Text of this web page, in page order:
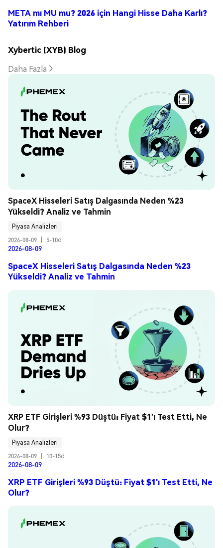
META mı MU mu? 2026 için Hangi Hisse Daha Karlı?
Yatırım Rehberi
Xybertic (XYB) Blog
Daha Fazla
SpaceX Hisseleri Satış Dalgasında Neden %23
Yükseldi? Analiz ve Tahmin
Piyasa Analizleri
2026-08-09
5-10d
2026-08-09
SpaceX Hisseleri Satış Dalgasında Neden %23
Yükseldi? Analiz ve Tahmin
XRP ETF Girişleri %93 Düştü: Fiyat $1'ı Test Etti, Ne
Olur?
Piyasa Analizleri
2026-08-09
10-15d
2026-08-09
XRP ETF Girişleri %93 Düştü: Fiyat $1'ı Test Etti, Ne
Olur?